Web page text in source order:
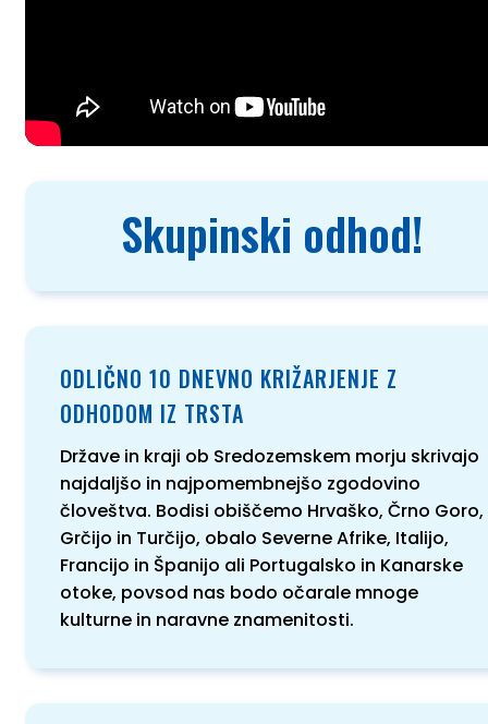
Skupinski odhod!
ODLIČNO 10 DNEVNO KRIŽARJENJE Z
ODHODOM IZ TRSTA
Države in kraji ob Sredozemskem morju skrivajo
najdaljšo in najpomembnejšo zgodovino
človeštva. Bodisi obiščemo Hrvaško, Črno Goro,
Grčijo in Turčijo, obalo Severne Afrike, Italijo,
Francijo in Španijo ali Portugalsko in Kanarske
otoke, povsod nas bodo očarale mnoge
kulturne in naravne znamenitosti.